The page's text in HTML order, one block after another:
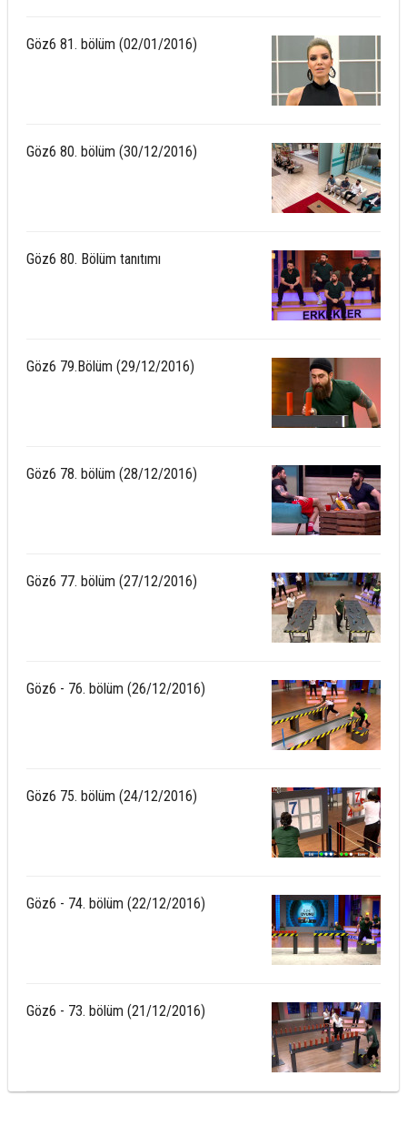
Göz6 81. bölüm (02/01/2016)
Göz6 80. bölüm (30/12/2016)
Göz6 80. Bölüm tanıtımı
Göz6 79.Bölüm (29/12/2016)
Göz6 78. bölüm (28/12/2016)
Göz6 77. bölüm (27/12/2016)
Göz6 - 76. bölüm (26/12/2016)
Göz6 75. bölüm (24/12/2016)
Göz6 - 74. bölüm (22/12/2016)
Göz6 - 73. bölüm (21/12/2016)